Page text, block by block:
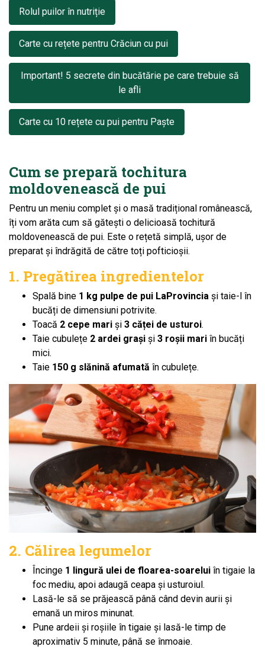
Rolul puilor în nutriție
Carte cu rețete pentru Crăciun cu pui
Important! 5 secrete din bucătărie pe care trebuie să
le afli
Carte cu 10 rețete cu pui pentru Paște
Cum se prepară tochitura
moldovenească de pui
Pentru un meniu complet și o masă tradițional românească,
îți vom arăta cum să gătești o delicioasă tochitură
moldovenească de pui. Este o rețetă simplă, ușor de
preparat și îndrăgită de către toți pofticioșii.
1. Pregătirea ingredientelor
Spală bine 1 kg pulpe de pui LaProvincia și taie-l în
bucăți de dimensiuni potrivite.
Toacă 2 cepe mari și 3 căței de usturoi.
Taie cubulețe 2 ardei grași și 3 roșii mari în bucăți
mici.
Taie 150 g slănină afumată în cubulețe.
2. Călirea legumelor
Încinge 1 lingură ulei de floarea-soarelui în tigaie la
foc mediu, apoi adaugă ceapa și usturoiul.
Lasă-le să se prăjească până când devin aurii și
emană un miros minunat.
Pune ardeii și roșiile în tigaie și lasă-le timp de
aproximativ 5 minute, până se înmoaie.